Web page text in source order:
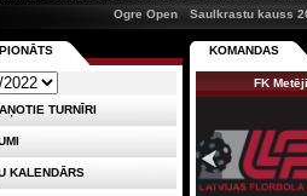
Ogre Open
Saulkrastu kauss
KOMANDAS
FK Metēji
TURNĪRI
KALENDĀRS